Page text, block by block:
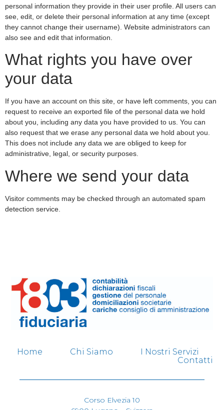
personal information they provide in their user profile. All users can
see, edit, or delete their personal information at any time (except
they cannot change their username). Website administrators can
also see and edit that information.
What rights you have over
your data
If you have an account on this site, or have left comments, you can
request to receive an exported file of the personal data we hold
about you, including any data you have provided to us. You can
also request that we erase any personal data we hold about you.
This does not include any data we are obliged to keep for
administrative, legal, or security purposes.
Where we send your data
Visitor comments may be checked through an automated spam
detection service.
Home Chi Siamo
I Nostri Servizi
Contatti
Corso Elvezia 10